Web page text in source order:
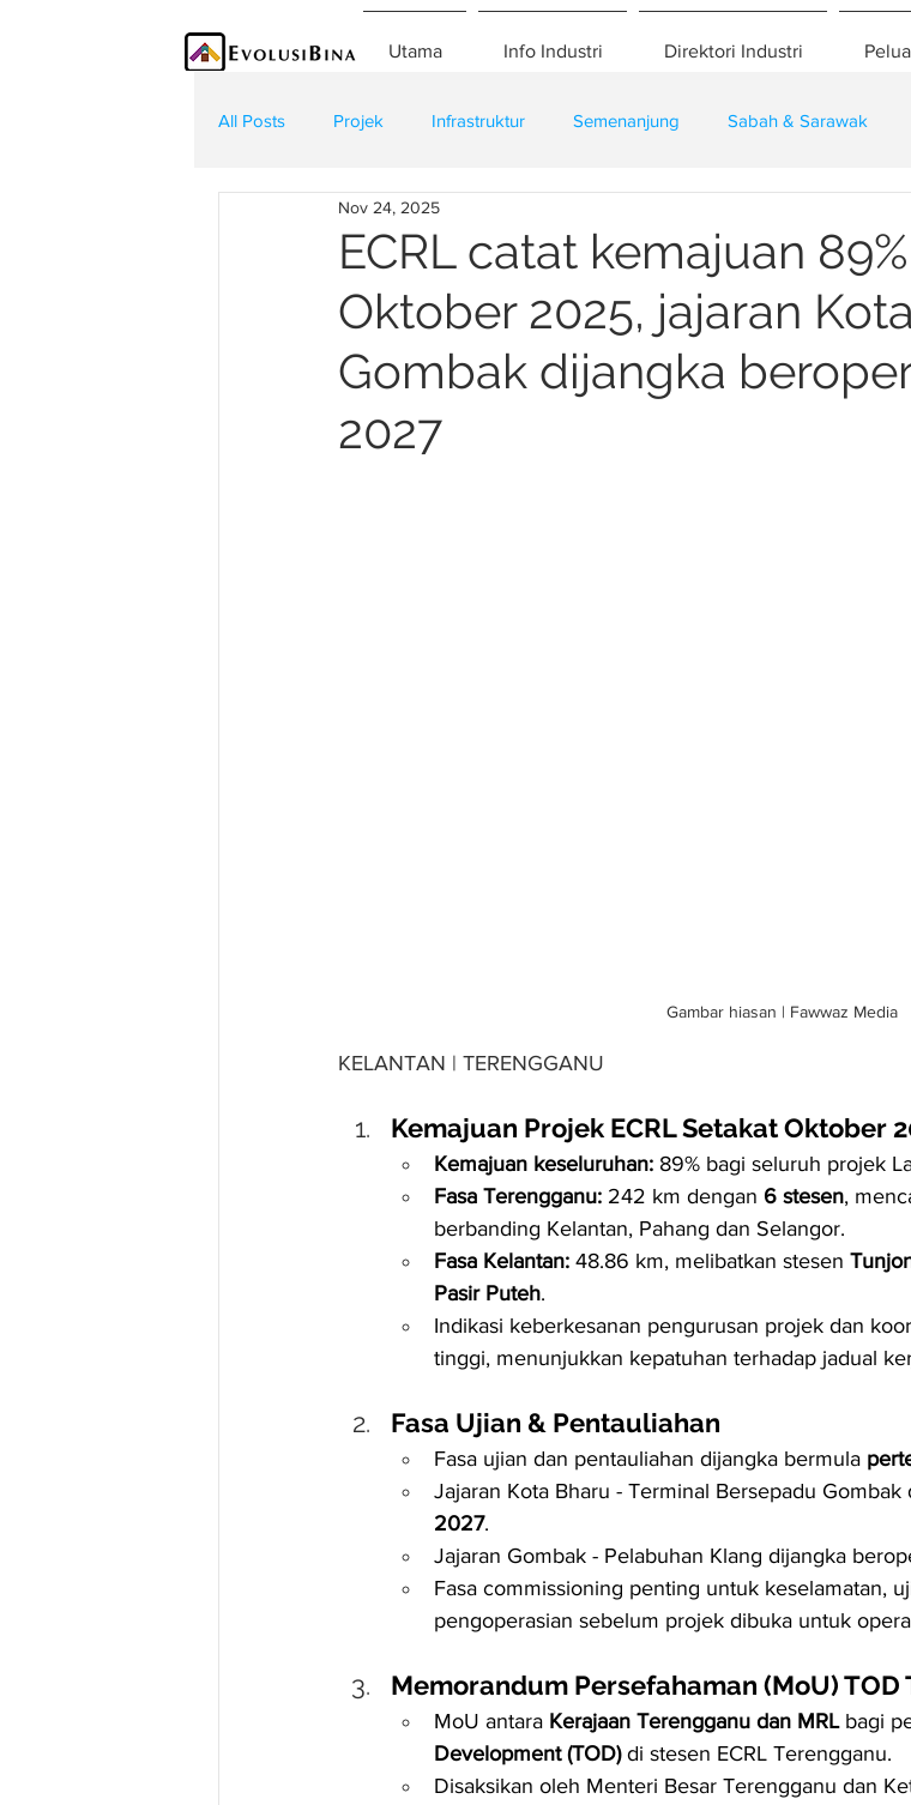
Utama Info Industri Direktori Industri
All Posts Projek Infrastruktur Semenanjung Sabah & Sarawak
Teknologi Kontraktor
ECRL catat kemajuan
Oktober 2025, jajaran
Gombak dijangka
2027
Nov 24, 2025
Gambar hiasan | Fawwaz Media
KELANTAN | TERENGGANU
Kemajuan Projek ECRL Setakat Oktober
Kemajuan keseluruhan: 89% bagi seluruh projek
Fasa Terengganu: 242 km dengan 6 stesen,
berbanding Kelantan, Pahang dan Selangor.
Fasa Kelantan: 48.86 km, melibatkan stesen
Pasir Puteh.
Indikasi keberkesanan pengurusan projek dan
tinggi, menunjukkan kepatuhan terhadap jadual
Fasa Ujian & Pentauliahan
Fasa ujian dan pentauliahan dijangka bermula
Jajaran Kota Bharu - Terminal Bersepadu Gombak
2027.
Jajaran Gombak - Pelabuhan Klang dijangka
Fasa commissioning penting untuk keselamatan,
pengoperasian sebelum projek dibuka untuk
Memorandum Persefahaman (MoU) TOD
MoU antara Kerajaan Terengganu dan MRL bagi
Development (TOD) di stesen ECRL Terengganu.
Disaksikan oleh Menteri Besar Terengganu dan